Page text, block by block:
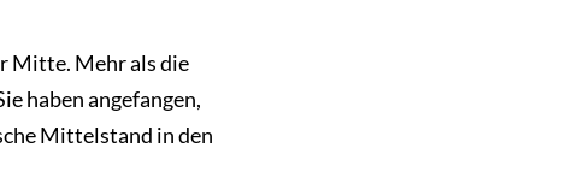
Mitte. Mehr als die
haben angefangen,
Mittelstand in den